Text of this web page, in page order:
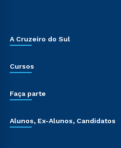
A Cruzeiro do Sul
Cursos
Faça parte
Alunos, Ex-Alunos, Candidatos